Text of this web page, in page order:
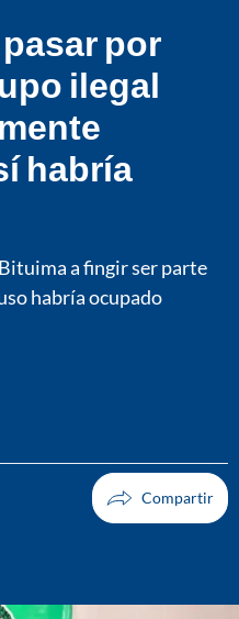
por
ilegal
habría
a fingir ser parte
habría ocupado